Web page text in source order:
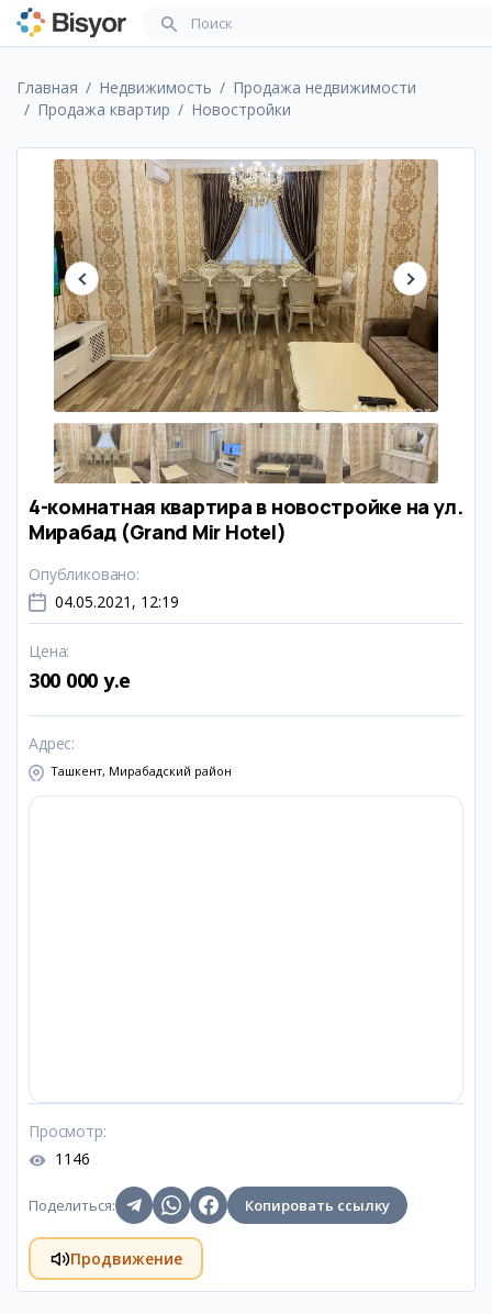
Главная Недвижимость
Продажа недвижимости
Продажа квартир
Новостройки
4-комнатная квартира в новостройке на ул.
Мирабад (Grand Mir Hotel)
Опубликовано:
04.05.2021, 12:19
Цена:
300 000 y.e
Адрес:
Ташкент, Мирабадский район
Просмотр:
1146
Поделиться: Копировать ссылку
Продвижение